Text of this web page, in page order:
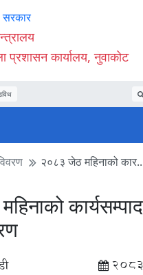
सरकार
प्रशासन कार्यालय, नुवाकोट
२०८३ जेठ महिनाको